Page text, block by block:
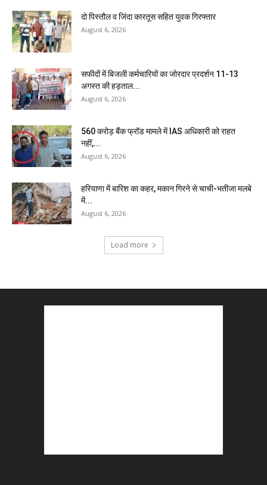
दो पिस्तौल व जिंदा कारतूस सहित युवक गिरफ्तार
August 6, 2026
सफीदों में बिजली कर्मचारियों का जोरदार प्रदर्शन 11-13
अगस्त की हड़ताल...
August 6, 2026
₹560 करोड़ बैंक फ्रॉड मामले में IAS अधिकारी को राहत
नहीं,...
August 6, 2026
हरियाणा में बारिश का कहर, मकान गिरने से चाची-भतीजा मलबे
में...
August 6, 2026
Load more